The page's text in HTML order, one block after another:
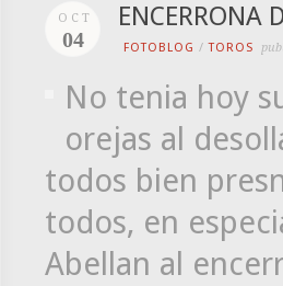
OCT
04
ENCERRONA
FOTOBLOG /TOROS
No tenia hoy
orejas al
todos bien
todos, en
Abellan al